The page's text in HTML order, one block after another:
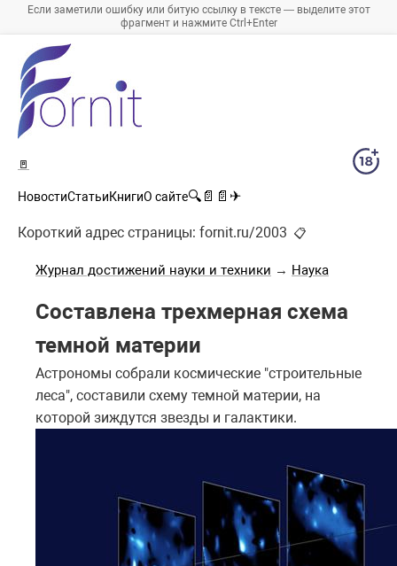
Если заметили ошибку или битую ссылку в тексте — выделите этот
фрагмент и нажмите Ctrl+Enter
🚪
НовостиСтатьиКнигиО сайте🔍 📄 📄 ✈
Короткий адрес страницы: fornit.ru/2003 📋
Журнал достижений науки и техники → Наука
Составлена трехмерная схема
темной материи
Астрономы собрали космические "строительные
леса", составили схему темной материи, на
которой зиждутся звезды и галактики.